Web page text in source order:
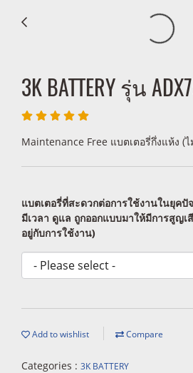
3K BATTERY รุ่น
Maintenance Free แบตเตอรี่กึ่งแห้ง (
แบตเตอรี่ที่สะดวกต่อการใช้งานในยุค
มีเวลา ดูแล ถูกออกแบบมาให้มีการสูญ
อยู่กับการใช้งาน)
Add to wishlist Compare
Categories : 3K BATTERY